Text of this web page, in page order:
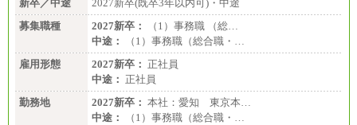
新卒／中途
2027新卒(既卒3年以内可)・中途
募集職種
2027新卒：
（1）事務職 （総…
中途：
（1）事務職（総合職・…
雇用形態
2027新卒： 正社員
中途： 正社員
勤務地
2027新卒： 本社：愛知 東京本…
中途：
（1）事務職（総合職・…